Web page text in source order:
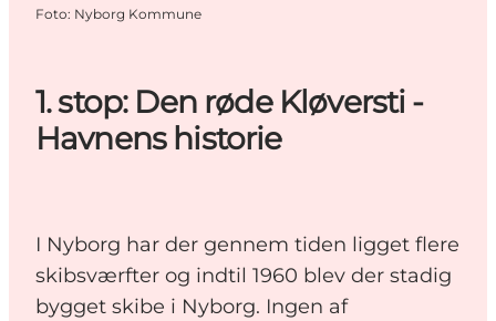
1. stop: Den røde Kløversti -
Havnens historie
I Nyborg har der gennem tiden ligget flere
skibsværfter og indtil 1960 blev der stadig
bygget skibe i Nyborg. Ingen af
Foto: Nyborg Kommune